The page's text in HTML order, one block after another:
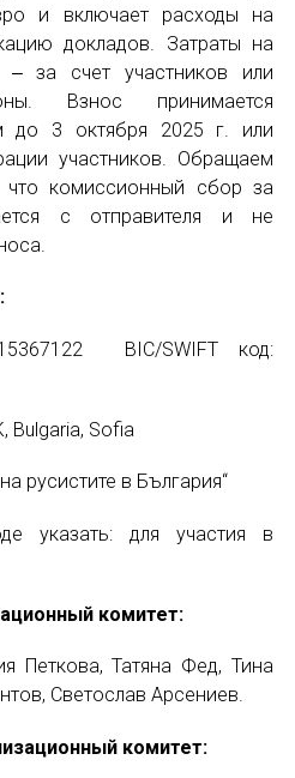
МАПРЯЛ
МАПРЯЛ
МАПРЯЛ
В МИРЕ
семинары по
конференция по РКИ в
Даби: Русский язык и
переводу в Малаге
языковой способности
и включает расходы на
докладов. Затраты на
за счет участников или
Взнос принимается
до 3 октября 2025 г. или
участников. Обращаем
комиссионный сбор за
с отправителя и не
BIC/SWIFT код:
Bulgaria, Sofia
русистите в България“
указать: для участия в
комитет:
Петкова, Татяна Фед, Тина
Светослав Арсениев.
комитет: